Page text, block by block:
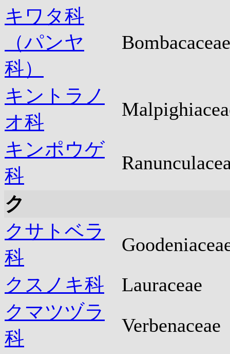
キワタ科
（パンヤ
科）
Bombacaceae
キントラノ
オ科
キンポウゲ
科
ク
クサトベラ
科
クスノキ科
Lauraceae
クマツヅラ
科
Verbenaceae